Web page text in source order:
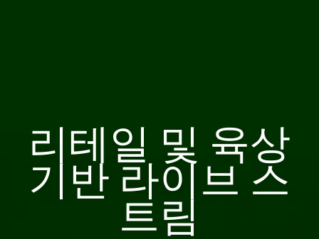
리테일 및 육상
기반 라이브 스
트림